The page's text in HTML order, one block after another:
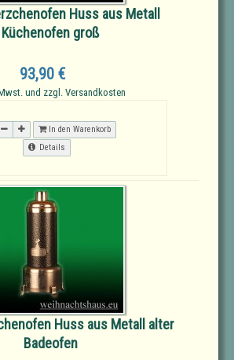
Huss aus Metall
Küchenofen groß
93,90 €
und zzgl. Versandkosten
In den Warenkorb
Details
Huss aus Metall alter
Badeofen